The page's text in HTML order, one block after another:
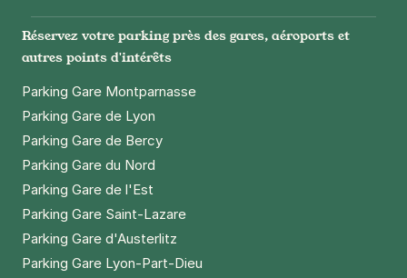
Réservez votre parking près des gares, aéroports et
autres points d'intérêts
Parking Gare Montparnasse
Parking Gare de Lyon
Parking Gare de Bercy
Parking Gare du Nord
Parking Gare de l'Est
Parking Gare Saint-Lazare
Parking Gare d'Austerlitz
Parking Gare Lyon-Part-Dieu